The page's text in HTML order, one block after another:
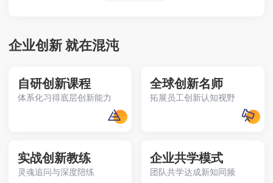
企业创新 就在混沌
自研创新课程
体系化习得底层创新能力
全球创新名师
拓展员工创新认知视野
实战创新教练
灵魂追问与深度陪练
企业共学模式
团队共学达成新知同频